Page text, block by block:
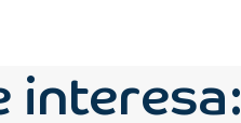
interesa: